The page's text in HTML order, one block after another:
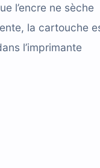
l’encre ne sèche
la cartouche
l’imprimante